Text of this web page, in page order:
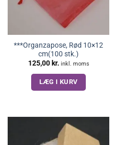
***Organzapose, Rød 10×12
cm(100 stk.)
125,00 kr. inkl. moms
LÆG I KURV